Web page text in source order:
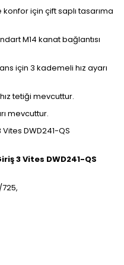
için çift saplı tasarıma
M14 kanat bağlantısı
için 3 kademeli hız ayarı
tetiği mevcuttur.
mevcuttur.
Vites DWD241-QS
3 Vites DWD241-QS